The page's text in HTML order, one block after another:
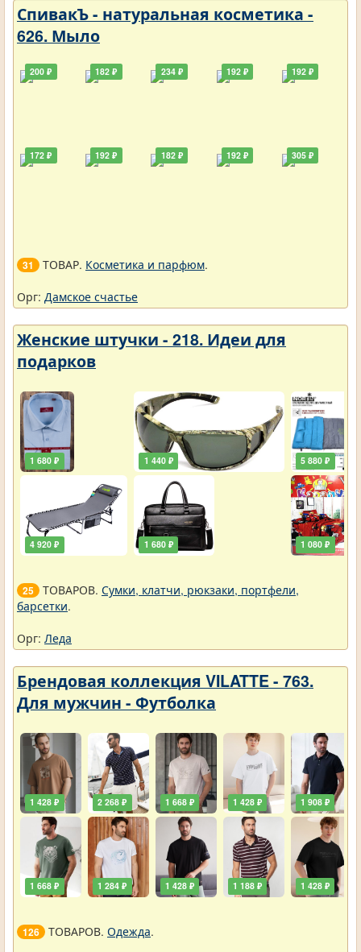
СпивакЪ - натуральная косметика -
626. Мыло
200 ₽
172 ₽
182 ₽
192 ₽
234 ₽
182 ₽
192 ₽
192 ₽
192 ₽
305 ₽
31 ТОВАР. Косметика и парфюм.
Орг: Дамское счастье
Женские штучки - 218. Идеи для
подарков
1 680 ₽
4 920 ₽
1 440 ₽
1 680 ₽
5 880 ₽
1 080 ₽
25 ТОВАРОВ. Сумки, клатчи, рюкзаки, портфели,
барсетки.
Орг: Леда
Брендовая коллекция VILATTE - 763.
Для мужчин - Футболка
1 428 ₽
1 668 ₽
2 268 ₽
1 284 ₽
1 668 ₽
1 428 ₽
1 428 ₽
1 188 ₽
1 908 ₽
1 428 ₽
126 ТОВАРОВ. Одежда.